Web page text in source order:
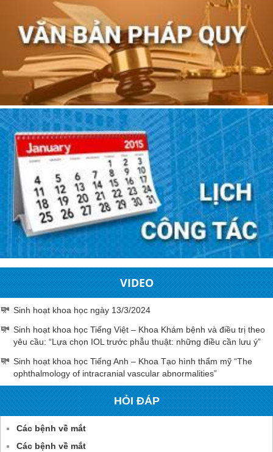
VIDEO
Sinh hoạt khoa học ngày 13/3/2024
Sinh hoạt khoa học Tiếng Việt – Khoa Khám bệnh và điều trị theo
yêu cầu: “Lựa chọn IOL trước phẫu thuật: những điều cần lưu ý”
Sinh hoạt khoa học Tiếng Anh – Khoa Tạo hình thẩm mỹ “The
ophthalmology of intracranial vascular abnormalities”
HỎI ĐÁP
Các bệnh về mắt
Các bệnh về mắt